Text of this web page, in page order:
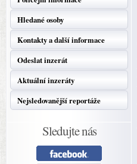
Hledané osoby
Kontakty a další informace
Odeslat inzerát
Aktuální inzeráty
Nejsledovanější reportáže
Sledujte nás